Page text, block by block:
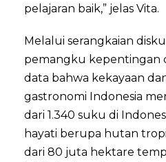
pelajaran baik,” jelas Vita.
Melalui serangkaian
pemangku kepentingan
data bahwa kekayaan
gastronomi Indonesia
dari 1.340 suku di
hayati berupa hutan
dari 80 juta hektare